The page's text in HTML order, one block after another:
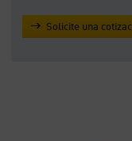
Solicite una